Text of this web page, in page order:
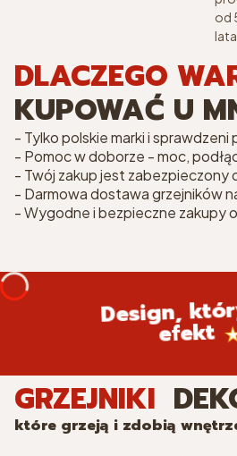
od
lata.
DLACZEGO
KUPOWAĆ U
- Tylko polskie marki i sprawdzeni
- Pomoc w doborze - moc,
- Twój zakup jest zabezpieczony
- Darmowa dostawa grzejników
- Wygodne i bezpieczne zakupy
Design,
efekt
GRZEJNIKI
które grzeją i zdobią